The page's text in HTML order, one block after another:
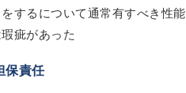
するについて通常有すべき性
疵があった
責任